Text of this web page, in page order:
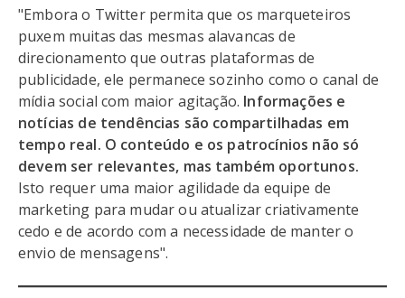
"Embora o Twitter permita que os marqueteiros
puxem muitas das mesmas alavancas de
direcionamento que outras plataformas de
publicidade, ele permanece sozinho como o canal de
mídia social com maior agitação. Informações e
notícias de tendências são compartilhadas em
tempo real. O conteúdo e os patrocínios não só
devem ser relevantes, mas também oportunos.
Isto requer uma maior agilidade da equipe de
marketing para mudar ou atualizar criativamente
cedo e de acordo com a necessidade de manter o
envio de mensagens".